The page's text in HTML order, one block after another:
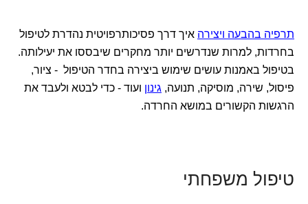
תרפיה בהבעה ויצירה איך דרך פסיכותרפויטית נהדרת לטיפול
בחרדות, למרות שנדרשים יותר מחקרים שיבססו את יעילותה.
בטיפול באמנות עושים שימוש ביצירה בחדר הטיפול - ציור,
פיסול, שירה, מוסיקה, תנועה, גינון ועוד - כדי לבטא ולעבד את
הרגשות הקשורים במושא החרדה.
טיפול משפחתי